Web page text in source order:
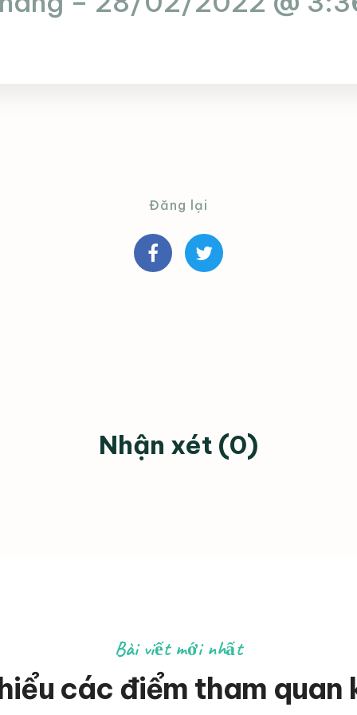
Đăng lại
Nhận xét (0)
Bài viết mới nhất
các điểm tham quan